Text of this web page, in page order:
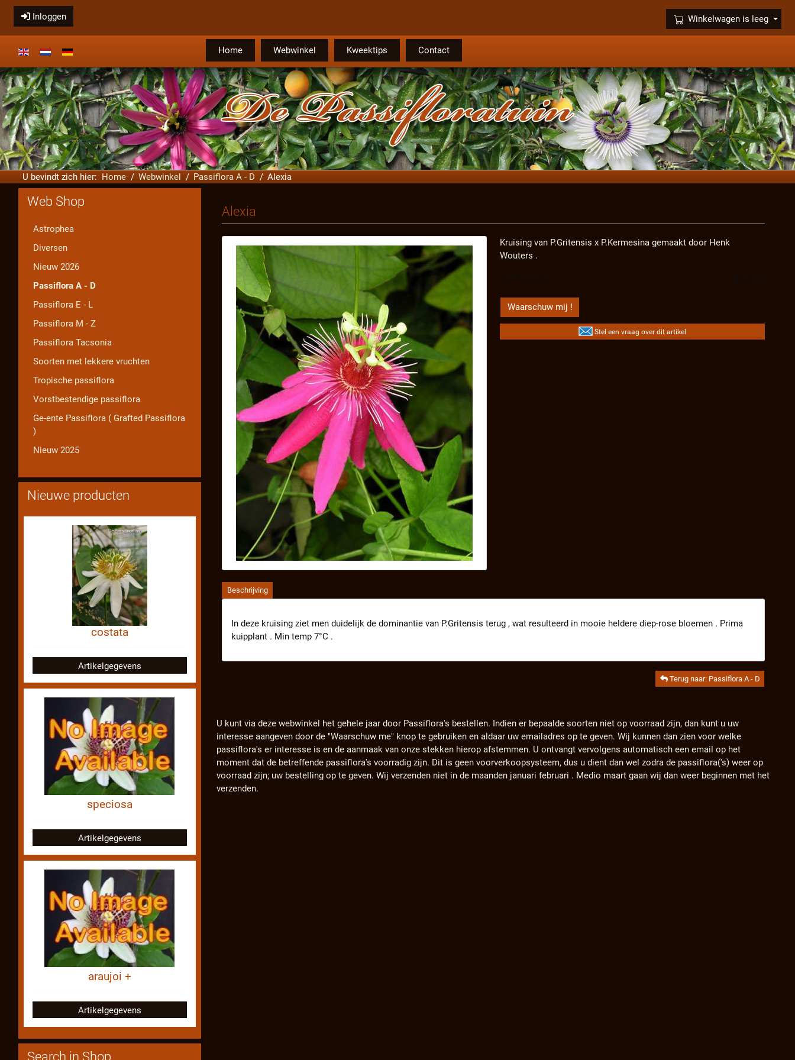
Inloggen Winkelwagen is leeg
×
Selecteer de taal Home Webwinkel Kweektips Contact
U bevindt zich hier: Home Webwinkel Passiflora A - D Alexia
Alexia
Kruising van P.Gritensis x P.Kermesina gemaakt door Henk
Wouters .
Waarschuw mij !
Stel een vraag over dit artikel
Beschrijving
In deze kruising ziet men duidelijk de dominantie van P.Gritensis terug , wat resulteerd in mooie heldere diep-rose bloemen . Prima
kuipplant . Min temp 7°C .
Terug naar: Passiflora A - D
U kunt via deze webwinkel het gehele jaar door Passiflora's bestellen. Indien er bepaalde soorten niet op voorraad zijn, dan kunt u uw
interesse aangeven door de "Waarschuw me" knop te gebruiken en aldaar uw emailadres op te geven. Wij kunnen dan zien voor welke
passiflora's er interesse is en de aanmaak van onze stekken hierop afstemmen. U ontvangt vervolgens automatisch een email op het
moment dat de betreffende passiflora's voorradig zijn. Dit is geen voorverkoopsysteem, dus u dient dan wel zodra de passiflora('s) weer op
voorraad zijn; uw bestelling op te geven. Wij verzenden niet in de maanden januari februari . Medio maart gaan wij dan weer beginnen met het
verzenden.
Web Shop
Astrophea
Diversen
Nieuw 2026
Passiflora A - D
Passiflora E - L
Passiflora M - Z
Passiflora Tacsonia
Soorten met lekkere vruchten
Tropische passiflora
Vorstbestendige passiflora
Ge-ente Passiflora ( Grafted Passiflora
)
Nieuw 2025
Nieuwe producten
costata
Artikelgegevens
speciosa
Artikelgegevens
araujoi +
Artikelgegevens
Search in Shop